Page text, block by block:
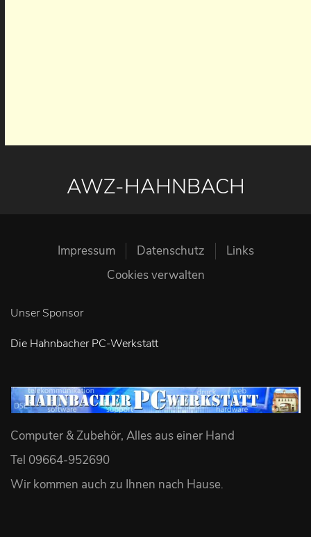
AWZ-HAHNBACH
Impressum Datenschutz
Links
Cookies verwalten
Unser Sponsor
Die Hahnbacher PC-Werkstatt
Computer & Zubehör, Alles aus einer Hand
Tel 09664-952690
Wir kommen auch zu Ihnen nach Hause.